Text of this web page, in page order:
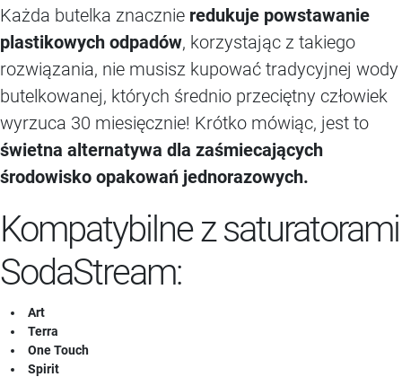
Każda butelka znacznie redukuje powstawanie
plastikowych odpadów, korzystając z takiego
rozwiązania, nie musisz kupować tradycyjnej wody
butelkowanej, których średnio przeciętny człowiek
wyrzuca 30 miesięcznie! Krótko mówiąc, jest to
świetna alternatywa dla zaśmiecających
środowisko opakowań jednorazowych.
Kompatybilne z saturatorami
SodaStream:
Art
Terra
One Touch
Spirit